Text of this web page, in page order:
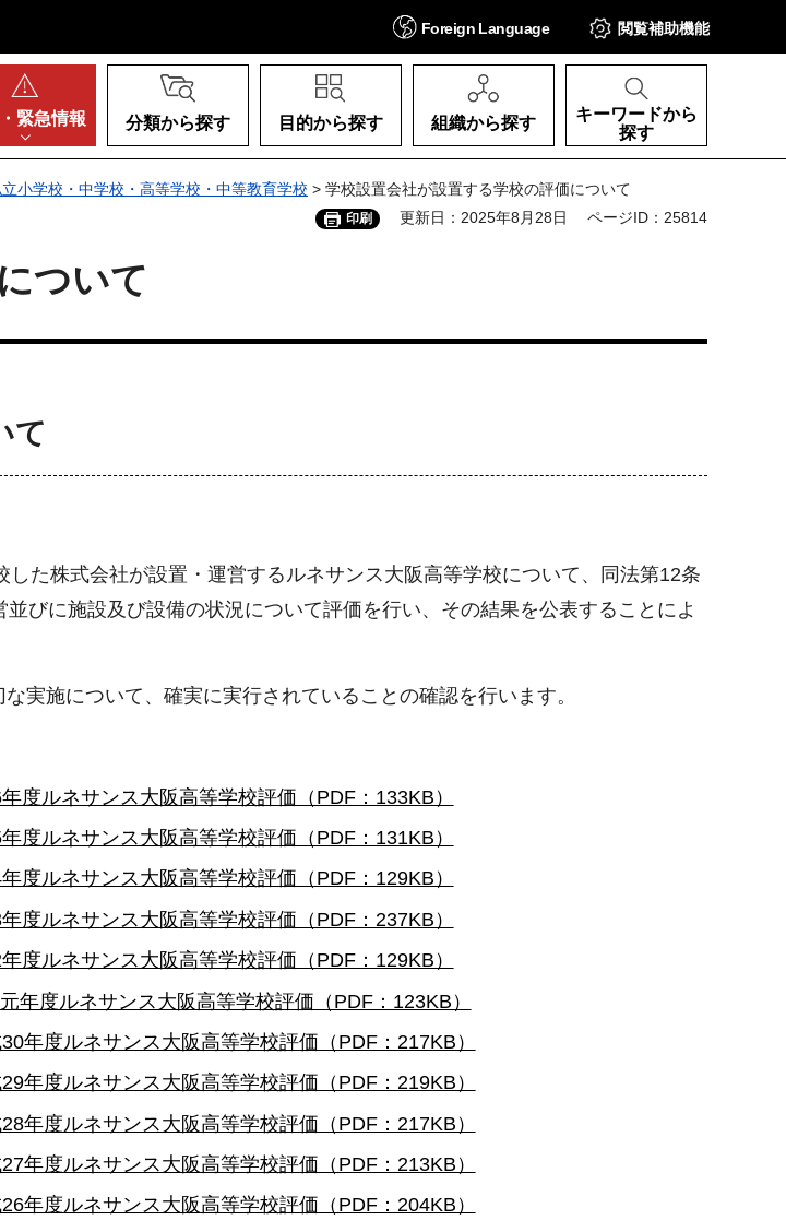
Foreign Language 閲覧補助機能
緊急情報 分類から探す 目的から探す 組織から探す
キーワードから
探す
小学校・中学校・高等学校・中等教育学校 > 学校設置会社が設置する学校の評価について
印刷 更新日：2025年8月28日 ページID：25814
ついて
て
た株式会社が設置・運営するルネサンス大阪高等学校について、同法第12条
びに施設及び設備の状況について評価を行い、その結果を公表することによ
実施について、確実に実行されていることの確認を行います。
度ルネサンス大阪高等学校評価（PDF：133KB）
度ルネサンス大阪高等学校評価（PDF：131KB）
度ルネサンス大阪高等学校評価（PDF：129KB）
度ルネサンス大阪高等学校評価（PDF：237KB）
度ルネサンス大阪高等学校評価（PDF：129KB）
年度ルネサンス大阪高等学校評価（PDF：123KB）
年度ルネサンス大阪高等学校評価（PDF：217KB）
年度ルネサンス大阪高等学校評価（PDF：219KB）
年度ルネサンス大阪高等学校評価（PDF：217KB）
年度ルネサンス大阪高等学校評価（PDF：213KB）
年度ルネサンス大阪高等学校評価（PDF：204KB）